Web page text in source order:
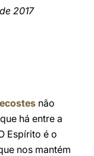
LATINE
2017
não
há entre a
Espírito é o
nos mantém